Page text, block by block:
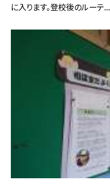
に入ります。登校後のルーテ...